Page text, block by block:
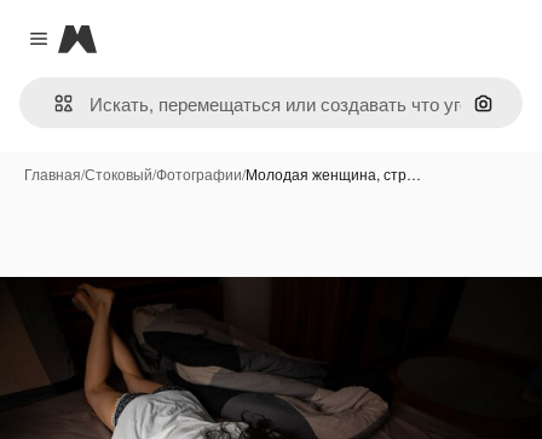
Close menu
Magnific
Поиск
Главная/Стоковый/Фотографии/Молодая женщина, стр…